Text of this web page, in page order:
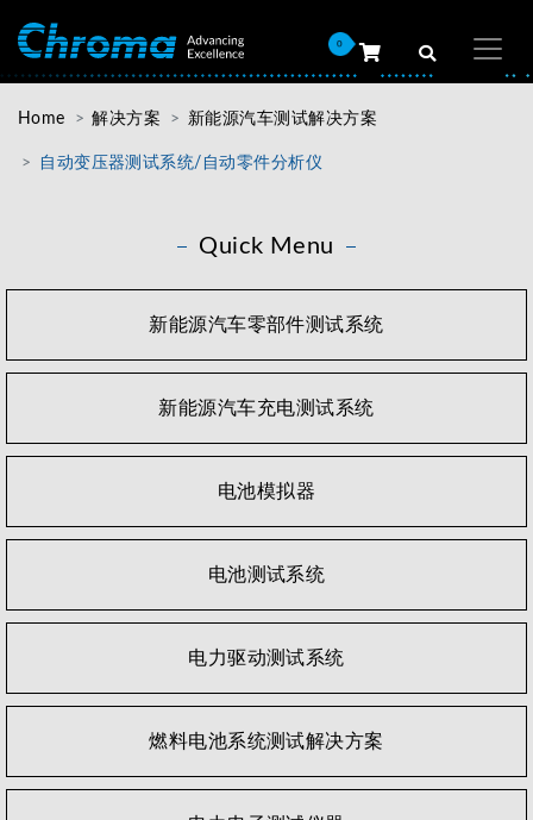
0
Home 解决方案 新能源汽车测试解决方案
自动变压器测试系统/自动零件分析仪
Quick Menu
新能源汽车零部件测试系统
新能源汽车充电测试系统
电池模拟器
电池测试系统
电力驱动测试系统
燃料电池系统测试解决方案